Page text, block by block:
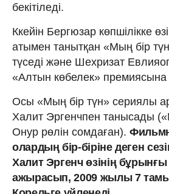
бекітіледі.
Ккейін Бергюзар көпшілікке
атымен танытқан «Мың бір
түседі және Шехризат
«Алтын көбелек»
Осы «Мың бір түн» сериялы
Халит Эргенчпен танысады
Онур рөлін сомдаған).
олардың бір-біріне деген
Халит Эргенч өзінің
ажырасып, 2009 жылы 7